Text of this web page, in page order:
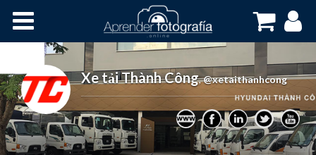
Cursos OnLine
Xe tải Thành Công,@xetaithanhcong